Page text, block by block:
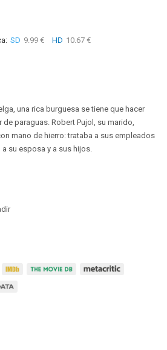
SD 9.99 € HD 10.67 €
una rica burguesa se tiene que hacer
paraguas. Robert Pujol, su marido,
mano de hierro: trataba a sus empleados
su esposa y a sus hijos.